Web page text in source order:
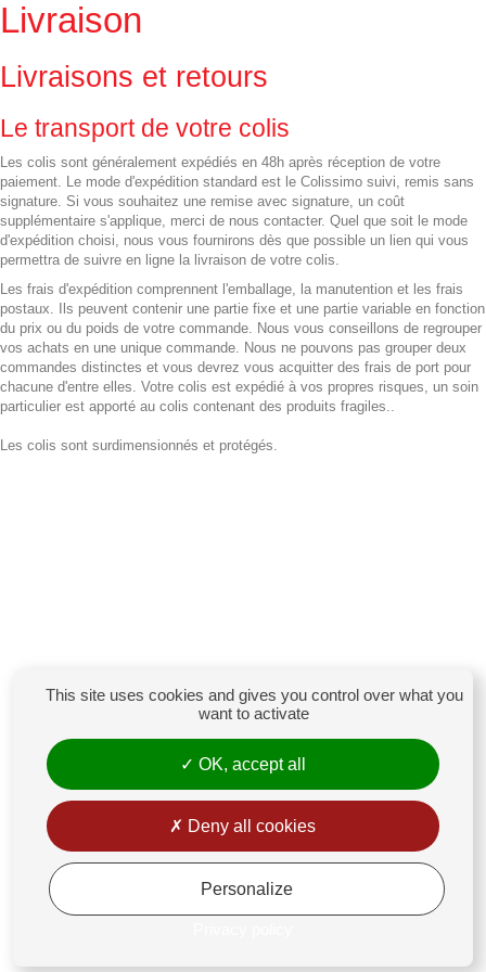
Livraison
Livraisons et retours
Le transport de votre colis
Les colis sont généralement expédiés en 48h après réception de votre
paiement. Le mode d'expédition standard est le Colissimo suivi, remis sans
signature. Si vous souhaitez une remise avec signature, un coût
supplémentaire s'applique, merci de nous contacter. Quel que soit le mode
d'expédition choisi, nous vous fournirons dès que possible un lien qui vous
permettra de suivre en ligne la livraison de votre colis.
Les frais d'expédition comprennent l'emballage, la manutention et les frais
postaux. Ils peuvent contenir une partie fixe et une partie variable en fonction
du prix ou du poids de votre commande. Nous vous conseillons de regrouper
vos achats en une unique commande. Nous ne pouvons pas grouper deux
commandes distinctes et vous devrez vous acquitter des frais de port pour
chacune d'entre elles. Votre colis est expédié à vos propres risques, un soin
particulier est apporté au colis contenant des produits fragiles..
Les colis sont surdimensionnés et protégés.
This site uses cookies and gives you control over what you
want to activate
OK, accept all
Deny all cookies
Personalize